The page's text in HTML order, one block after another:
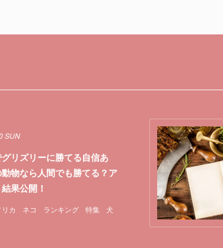
カ ネコ ランキング 特集 犬
SUN
グリズリーに勝てる自信あ
動物なら人間でも勝てる？ア
結果公開！